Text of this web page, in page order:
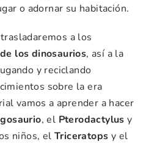
o adornar su habitación.
a los
los dinosaurios, así a la
y reciclando
sobre la era
vamos a aprender a hacer
, el Pterodactylus y
niños, el Triceratops y el